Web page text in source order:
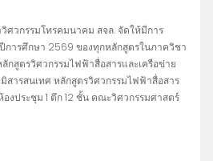
ศวกรรมโทรคมนาคม สจล. จัดให้มีการ
การศึกษา 2569 ของทุกหลักสูตรในภาควิชา
กสูตรวิศวกรรมไฟฟ้าสื่อสารและเครือข่าย
สารสนเทศ หลักสูตรวิศวกรรมไฟฟ้าสื่อสาร
งประชุม 1 ตึก 12 ชั้น คณะวิศวกรรมศาสตร์